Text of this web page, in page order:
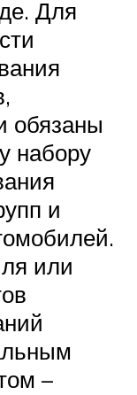
Для
обязаны
набору
и
или
–